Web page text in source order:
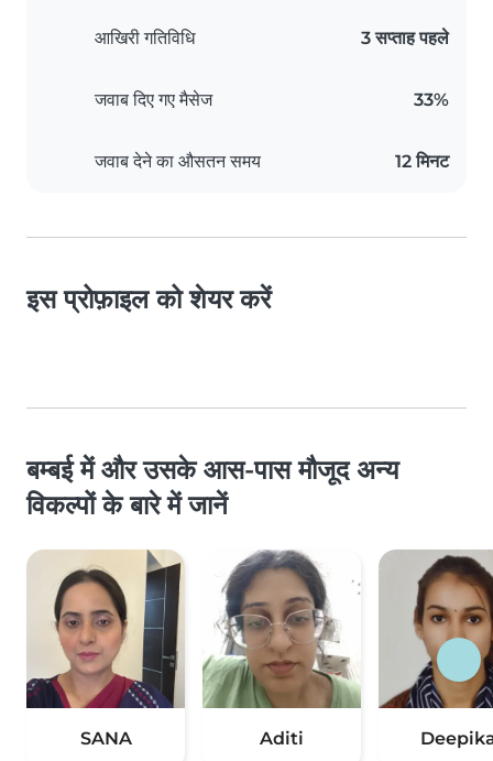
आखिरी गतिविधि 3 सप्ताह पहले
जवाब दिए गए मैसेज 33%
जवाब देने का औसतन समय 12 मिनट
इस प्रोफ़ाइल को शेयर करें
बम्बई में और उसके आस-पास मौजूद अन्य
विकल्पों के बारे में जानें
SANA Aditi